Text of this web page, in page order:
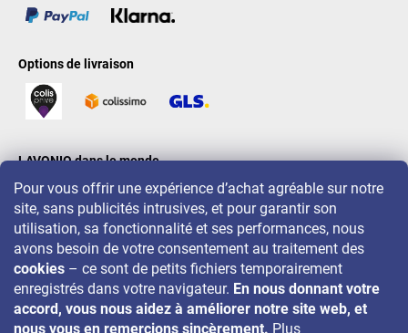
Pour vous offrir une expérience d’achat agréable sur notre
site, sans publicités intrusives, et pour garantir son
utilisation, sa fonctionnalité et ses performances, nous
avons besoin de votre consentement au traitement des
cookies – ce sont de petits fichiers temporairement
enregistrés dans votre navigateur. En nous donnant votre
accord, vous nous aidez à améliorer notre site web, et
nous vous en remercions sincèrement. Plus
Options de livraison
LAVONIO dans le monde
Pour des promotions, concours et réductions, suivez-nous sur: